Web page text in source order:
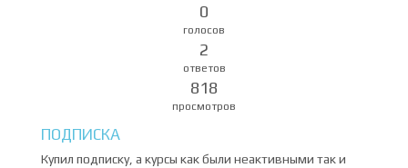
0
голосов
2
ответов
818
просмотров
ПОДПИСКА
Купил подписку, а курсы как были неактивными так и